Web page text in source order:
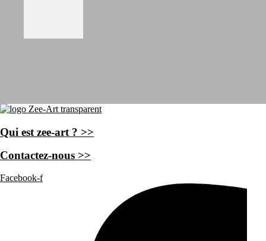
Qui est zee-art ? >>
Contactez-nous >>
Facebook-f